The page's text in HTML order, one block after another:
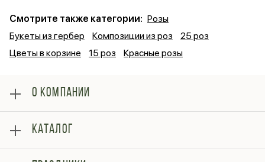
Смотрите также категории: Розы
Букеты из гербер
Композиции из роз
25 роз
Цветы в корзине
15 роз Красные розы
О КОМПАНИИ
Оплата
Отзывы
Блог
КАТАЛОГ